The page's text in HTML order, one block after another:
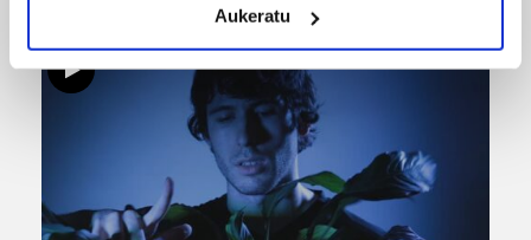
Identify your device by actively scanning it for
specific characteristics (fingerprinting)
Find out more about how your personal data is processed
and set your preferences in thedetails section
Guk eta gure bazkideek zure datu pertsonalak
prozesatzen ditugu, zure IP zenbakia, besteak beste,
teknologia erabiliz, cookieak adibidez, iragarki eta eduki
Aukeratu